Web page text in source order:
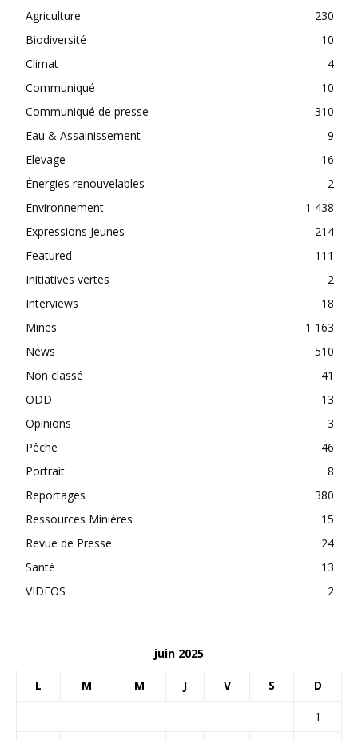
Agriculture
230
Biodiversité
10
Climat
4
Communiqué
10
Communiqué de presse
310
Eau & Assainissement
9
Elevage
16
Énergies renouvelables
2
Environnement
1 438
Expressions Jeunes
214
Featured
111
Initiatives vertes
2
Interviews
18
Mines
1 163
News
510
Non classé
41
ODD
13
Opinions
3
Pêche
46
Portrait
8
Reportages
380
Ressources Minières
15
Revue de Presse
24
Santé
13
VIDEOS
2
juin 2025
L M M J V S D
1